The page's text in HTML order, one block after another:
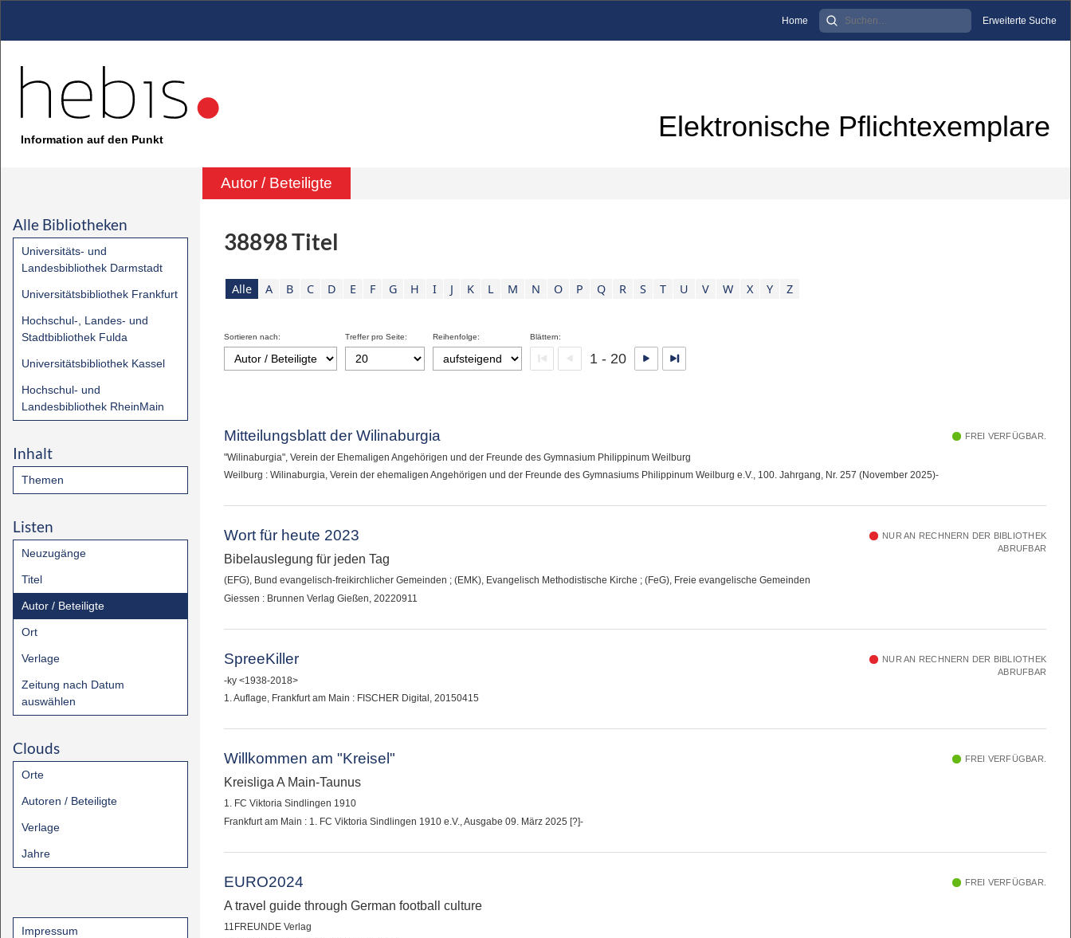
Home Erweiterte Suche
Information auf den Punkt Elektronische Pflichtexemplare
Autor / Beteiligte
Alle Bibliotheken
Universitäts- und
Landesbibliothek Darmstadt
Universitätsbibliothek Frankfurt
Hochschul-, Landes- und
Stadtbibliothek Fulda
Universitätsbibliothek Kassel
Hochschul- und
Landesbibliothek RheinMain
Inhalt
Themen
Listen
Neuzugänge
Titel
Autor / Beteiligte
Ort
Verlage
Zeitung nach Datum
auswählen
Clouds
Orte
Autoren / Beteiligte
Verlage
Jahre
Impressum
38898Titel
Alle A B C D E F G H I J K L M N O P Q R S T U V W X Y Z
Sortieren nach: Treffer pro Seite: Reihenfolge: Blättern:
1 - 20
FREI VERFÜGBAR.
Mitteilungsblatt der Wilinaburgia
"Wilinaburgia", Verein der Ehemaligen Angehörigen und der Freunde des Gymnasium Philippinum Weilburg
Weilburg : Wilinaburgia, Verein der ehemaligen Angehörigen und der Freunde des Gymnasiums Philippinum Weilburg e.V., 100. Jahrgang, Nr. 257 (November 2025)-
NUR AN RECHNERN DER BIBLIOTHEK
ABRUFBAR
Wort für heute 2023
Bibelauslegung für jeden Tag
(EFG), Bund evangelisch-freikirchlicher Gemeinden ; (EMK), Evangelisch Methodistische Kirche ; (FeG), Freie evangelische Gemeinden
Giessen : Brunnen Verlag Gießen, 20220911
NUR AN RECHNERN DER BIBLIOTHEK
ABRUFBAR
SpreeKiller
-ky <1938-2018>
1. Auflage, Frankfurt am Main : FISCHER Digital, 20150415
FREI VERFÜGBAR.
Willkommen am "Kreisel"
Kreisliga A Main-Taunus
1. FC Viktoria Sindlingen 1910
Frankfurt am Main : 1. FC Viktoria Sindlingen 1910 e.V., Ausgabe 09. März 2025 [?]-
FREI VERFÜGBAR.
EURO2024
A travel guide through German football culture
11FREUNDE Verlag